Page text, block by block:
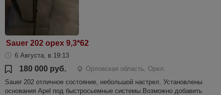
Sauer 202 орех 9,3*62
6 Августа, в 19:13
180 000 руб.
Орловская область, Орел.
Sauer 202 отличное состояние, небольшой настрел. Установлены
основания Apel под быстросьемные системы.Возможно добавить